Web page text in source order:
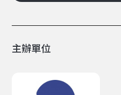
主辦單位